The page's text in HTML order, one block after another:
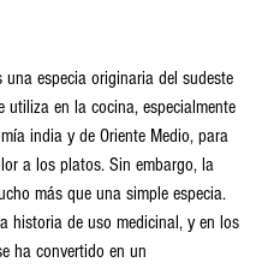
una especia originaria del sudeste
utiliza en la cocina, especialmente
india y de Oriente Medio, para
a los platos. Sin embargo, la
más que una simple especia.
historia de uso medicinal, y en los
ha convertido en un